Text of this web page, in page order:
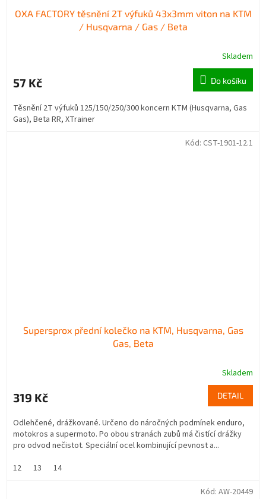
OXA FACTORY těsnění 2T výfuků 43x3mm viton na KTM
/ Husqvarna / Gas / Beta
Skladem
57 Kč Do košíku
Těsnění 2T výfuků 125/150/250/300 koncern KTM (Husqvarna, Gas
Gas), Beta RR, XTrainer
Supersprox přední kolečko na KTM, Husqvarna, Gas
Gas, Beta
Skladem
319 Kč DETAIL
Odlehčené, drážkované. Určeno do náročných podmínek enduro,
motokros a supermoto. Po obou stranách zubů má čistící drážky
pro odvod nečistot. Speciální ocel kombinující pevnost a...
12
13 14
Kód: CST-1901-12.1
Kód: AW-20449